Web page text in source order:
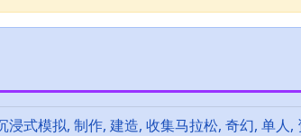
式模拟, 制作, 建造, 收集马拉松, 奇幻, 单人,